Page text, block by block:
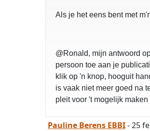
Als je het eens bent met
@Ronald, mijn antwoord
persoon toe aan je
klik op 'n knop, hooguit
is vaak niet meer goed na
pleit voor 't mogelijk
Pauline Berens EBBI- 25